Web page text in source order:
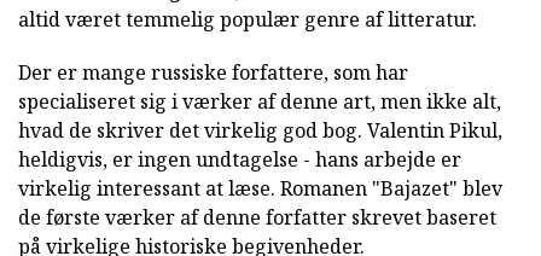
altid været temmelig populær genre af litteratur.
Der er mange russiske forfattere, som har
specialiseret sig i værker af denne art, men ikke alt,
hvad de skriver det virkelig god bog. Valentin Pikul,
heldigvis, er ingen undtagelse - hans arbejde er
virkelig interessant at læse. Romanen "Bajazet" blev
de første værker af denne forfatter skrevet baseret
på virkelige historiske begivenheder.